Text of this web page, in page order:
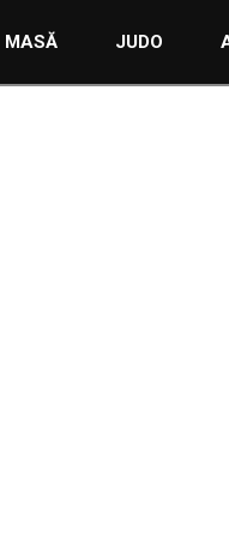
MASĂ JUDO
AUTOMOBILISM &